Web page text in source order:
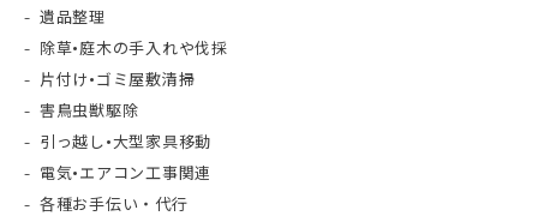
遺品整理
除草•庭木の手入れや伐採
片付け•ゴミ屋敷清掃
害鳥虫獣駆除
引っ越し•大型家具移動
電気•エアコン工事関連
各種お手伝い・代行